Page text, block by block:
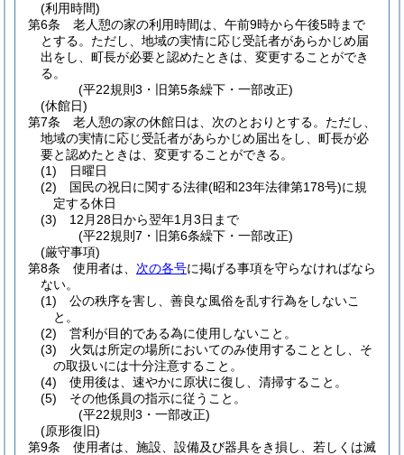
(利用時間)
第6条
老人憩の家の利用時間は、午前9時から午後5時まで
とする。 ただし、地域の実情に応じ受託者があらかじめ届
出をし、町長が必要と認めたときは、変更することができ
る。
(平22規則3・旧第5条繰下・一部改正)
(休館日)
第7条
老人憩の家の休館日は、次のとおりとする。 ただし、
地域の実情に応じ受託者があらかじめ届出をし、町長が必
要と認めたときは、変更することができる。
(1)
日曜日
(2)
国民の祝日に関する法律(昭和23年法律第178号)に規
定する休日
(3)
12月28日から翌年1月3日まで
(平22規則7・旧第6条繰下・一部改正)
(厳守事項)
第8条
使用者は、 次の各号に掲げる事項を守らなければなら
ない。
(1)
公の秩序を害し、善良な風俗を乱す行為をしないこ
と。
(2)
営利が目的である為に使用しないこと。
(3)
火気は所定の場所においてのみ使用することとし、そ
の取扱いには十分注意すること。
(4)
使用後は、速やかに原状に復し、清掃すること。
(5)
その他係員の指示に従うこと。
(平22規則3・一部改正)
(原形復旧)
第9条
使用者は、施設、設備及び器具をき損し、若しくは滅